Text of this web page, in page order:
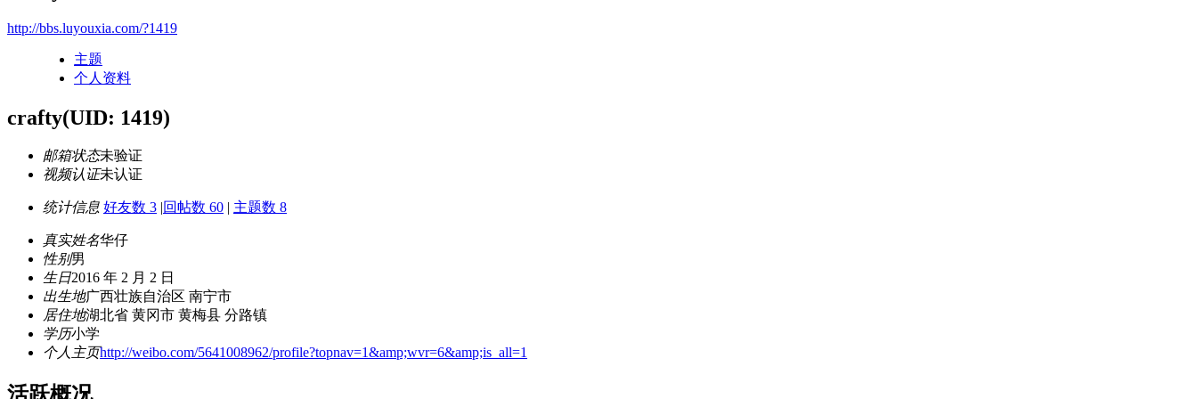
http://bbs.luyouxia.com/?1419
主题
个人资料
crafty(UID: 1419)
邮箱状态未验证
视频认证未认证
统计信息 好友数 3 |回帖数 60 | 主题数 8
真实姓名华仔
性别男
生日2016 年 2 月 2 日
出生地广西壮族自治区 南宁市
居住地湖北省 黄冈市 黄梅县 分路镇
学历小学
个人主页http://weibo.com/5641008962/profile?topnav=1&amp;wvr=6&amp;is_all=1